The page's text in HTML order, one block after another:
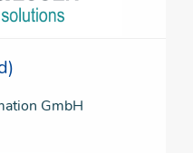
GmbH